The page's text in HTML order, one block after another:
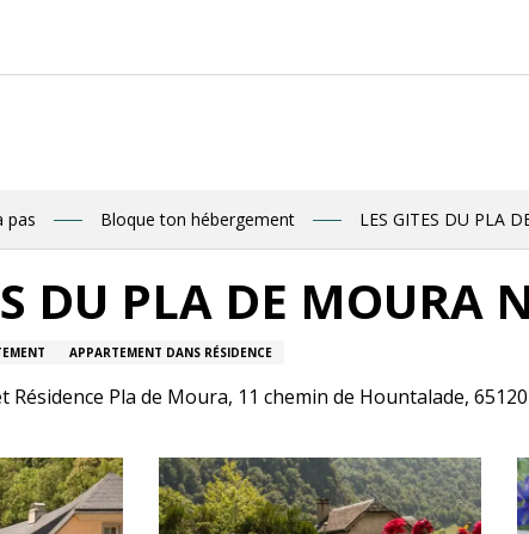
pas Bloque ton hébergement LES GITES DU PLA
DU PLA DE MOURA
APPARTEMENT DANS RÉSIDENCE
Pla de Moura, 11 chemin de Hountalade,